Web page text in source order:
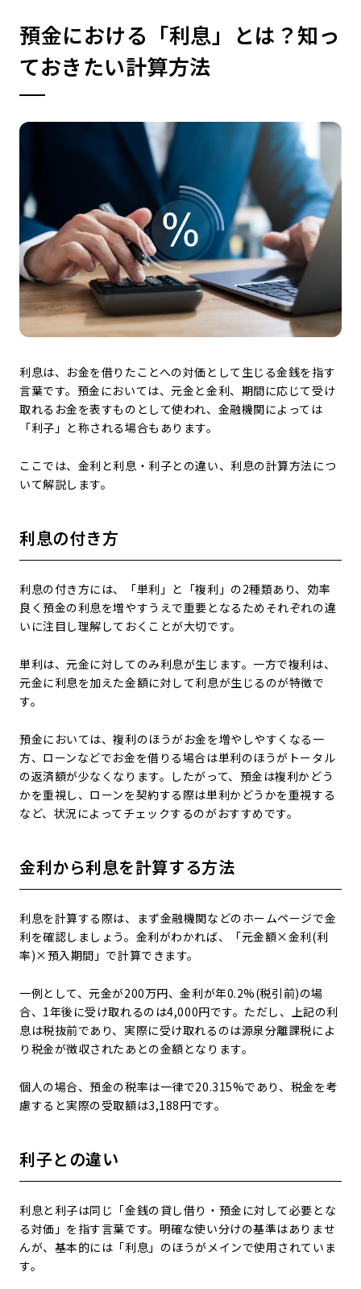
預金における「利息」とは？知っ
ておきたい計算方法
利息は、お金を借りたことへの対価として生じる金銭を指す
言葉です。預金においては、元金と金利、期間に応じて受け
取れるお金を表すものとして使われ、金融機関によっては
「利子」と称される場合もあります。
ここでは、金利と利息・利子との違い、利息の計算方法につ
いて解説します。
利息の付き方
利息の付き方には、「単利」と「複利」の2種類あり、効率
良く預金の利息を増やすうえで重要となるためそれぞれの違
いに注目し理解しておくことが大切です。
単利は、元金に対してのみ利息が生じます。一方で複利は、
元金に利息を加えた金額に対して利息が生じるのが特徴で
す。
預金においては、複利のほうがお金を増やしやすくなる一
方、ローンなどでお金を借りる場合は単利のほうがトータル
の返済額が少なくなります。したがって、預金は複利かどう
かを重視し、ローンを契約する際は単利かどうかを重視する
など、状況によってチェックするのがおすすめです。
金利から利息を計算する方法
利息を計算する際は、まず金融機関などのホームページで金
利を確認しましょう。金利がわかれば、「元金額×金利(利
率)×預入期間」で計算できます。
一例として、元金が200万円、金利が年0.2%(税引前)の場
合、1年後に受け取れるのは4,000円です。ただし、上記の利
息は税抜前であり、実際に受け取れるのは源泉分離課税によ
り税金が徴収されたあとの金額となります。
個人の場合、預金の税率は一律で20.315%であり、税金を考
慮すると実際の受取額は3,188円です。
利子との違い
利息と利子は同じ「金銭の貸し借り・預金に対して必要とな
る対価」を指す言葉です。明確な使い分けの基準はありませ
んが、基本的には「利息」のほうがメインで使用されていま
す。